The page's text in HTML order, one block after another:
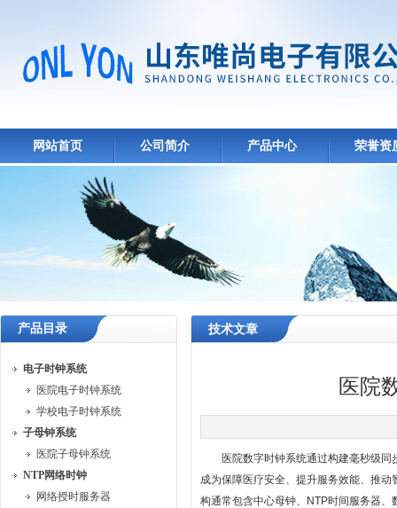
网站首页 公司简介 产品中心 荣誉资
产品目录
电子时钟系统
医院电子时钟系统
学校电子时钟系统
子母钟系统
医院子母钟系统
NTP网络时钟
网络授时服务器
技术文章
医院
医院数字时钟系统通过构建毫秒级同
成为保障医疗安全、提升服务效能、推
构通常包含中心母钟、NTP时间服务器、